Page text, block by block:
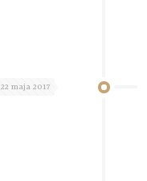
22 maja 2017